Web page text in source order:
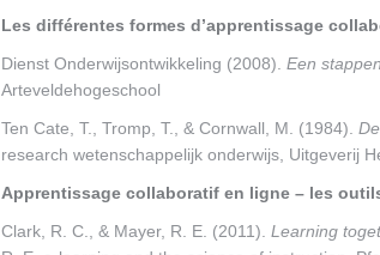
Les différentes formes d’apprentissage
Dienst Onderwijsontwikkeling (2008). Een
Arteveldehogeschool
Ten Cate, T., Tromp, T., & Cornwall, M. (1984).
research wetenschappelijk onderwijs, Uitgeverij
Apprentissage collaboratif en ligne – les
Clark, R. C., & Mayer, R. E. (2011). Learning